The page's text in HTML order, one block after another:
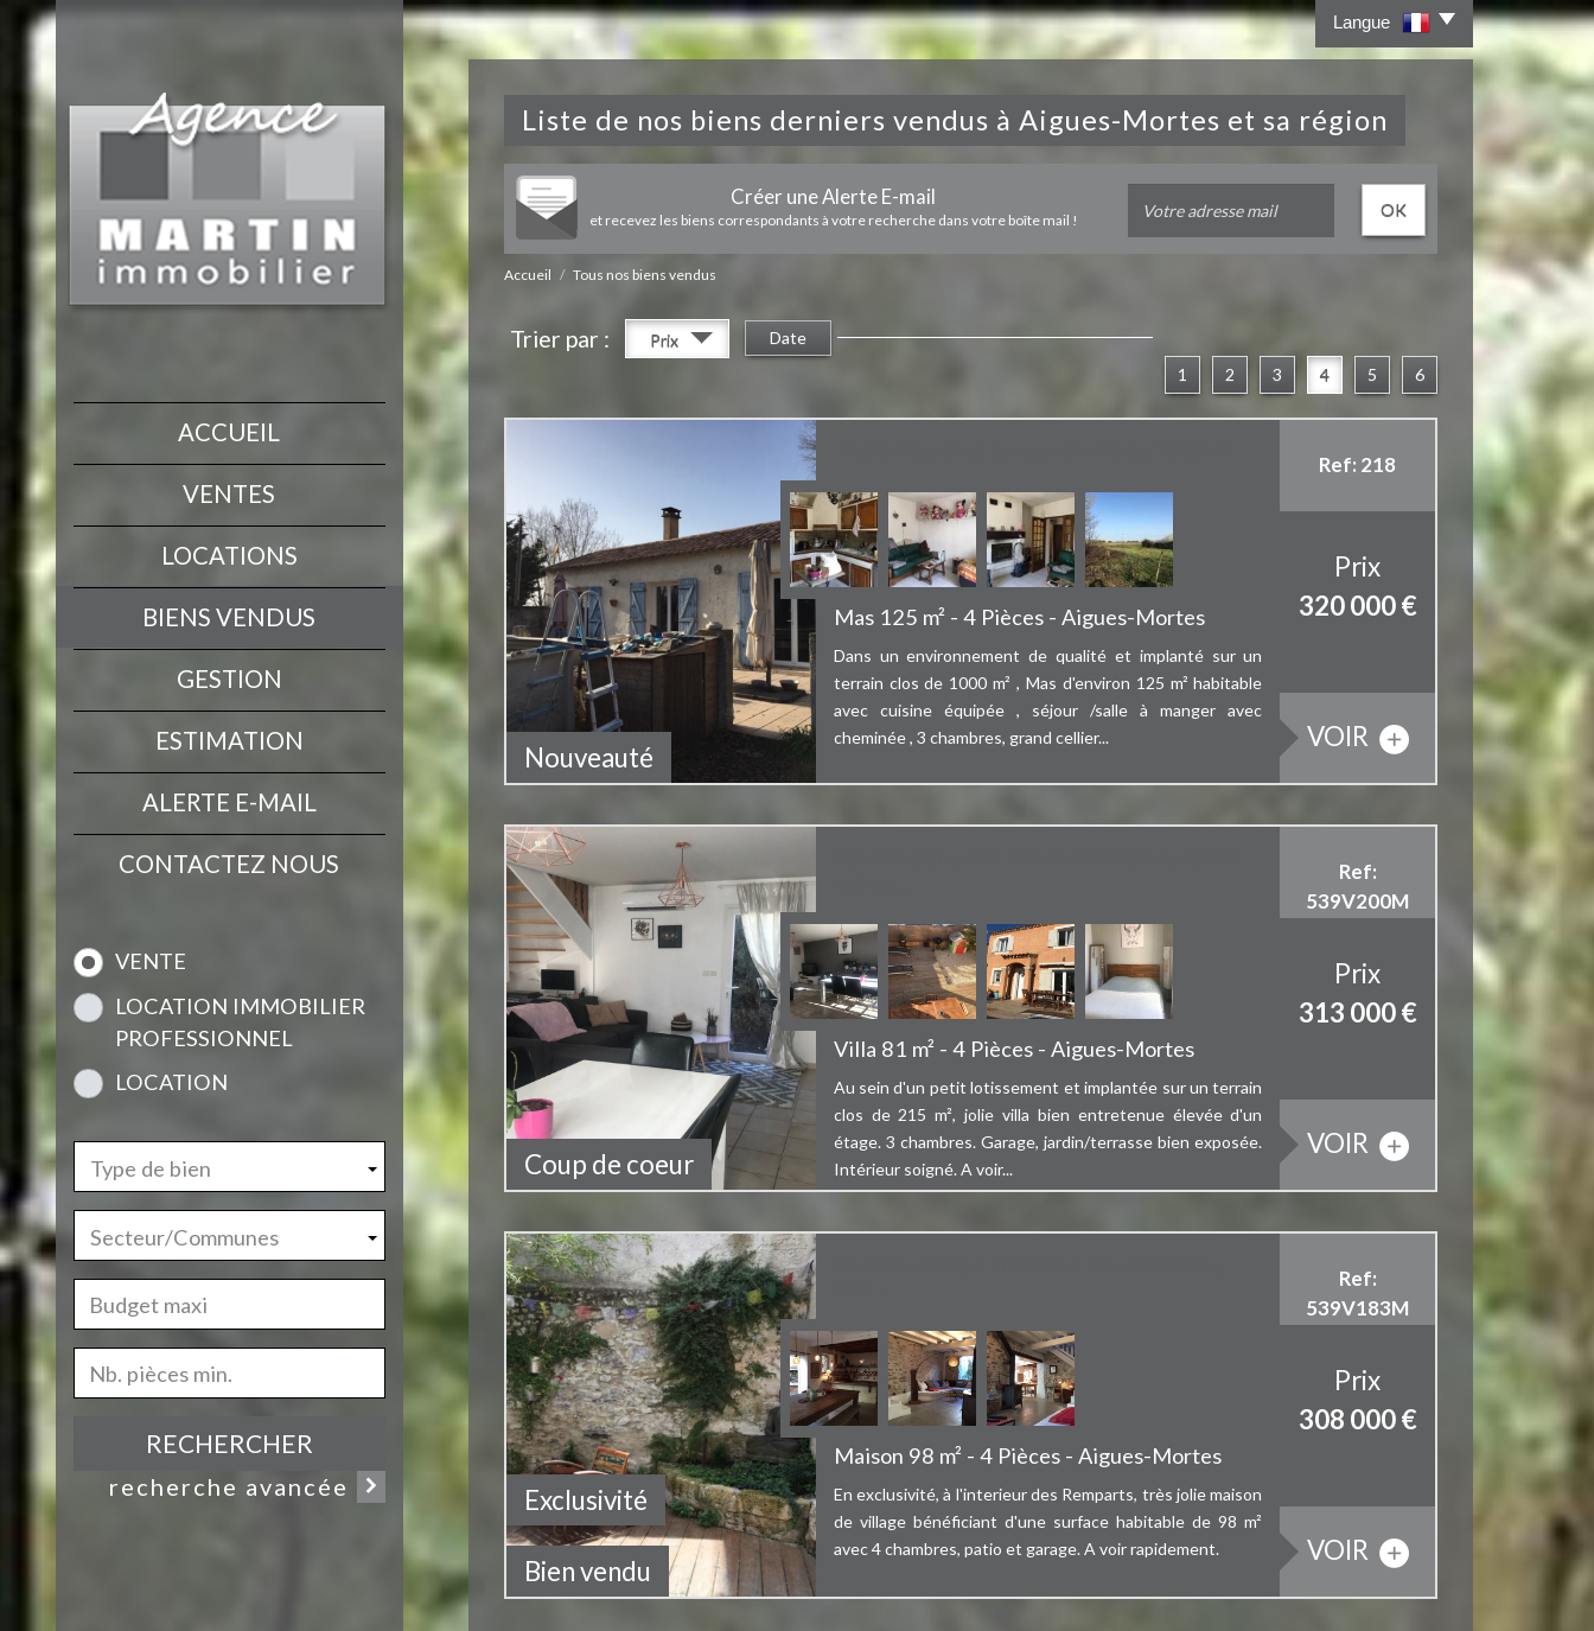
ACCUEIL
VENTES
LOCATIONS
BIENS VENDUS
GESTION
ESTIMATION
ALERTE E-MAIL
CONTACTEZ NOUS
VENTE
LOCATION IMMOBILIER
PROFESSIONNEL
LOCATION
Type de bien
Secteur/Communes
RECHERCHER
recherche avancée
Langue
Liste de nos biens derniers vendus à Aigues-Mortes et sa région
Créer une Alerte E-mail
et recevez les biens correspondants à votre recherche dans votre boîte mail !
OK
Accueil Tous nos biens vendus
Trier par : Prix
Date
1
2 3 4 5 6
Bien vendu
Nouveauté
Mas 125 m² - 4 Pièces - Aigues-Mortes
Dans un environnement de qualité et implanté sur un
terrain clos de 1000 m² , Mas d'environ 125 m² habitable
avec cuisine équipée , séjour /salle à manger avec
cheminée , 3 chambres, grand cellier...
Ref: 218
Prix
320 000€
VOIR
Bien vendu
Coup de coeur
Villa 81 m² - 4 Pièces - Aigues-Mortes
Au sein d'un petit lotissement et implantée sur un terrain
clos de 215 m², jolie villa bien entretenue élevée d'un
étage. 3 chambres. Garage, jardin/terrasse bien exposée.
Intérieur soigné. A voir...
Ref:
539V200M
Prix
313 000€
VOIR
Bien vendu
Exclusivité
Maison 98 m² - 4 Pièces - Aigues-Mortes
En exclusivité, à l'interieur des Remparts, très jolie maison
de village bénéficiant d'une surface habitable de 98 m²
avec 4 chambres, patio et garage. A voir rapidement.
Ref:
539V183M
Prix
308 000€
VOIR